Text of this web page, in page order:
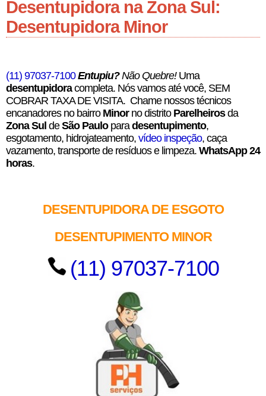
Desentupidora na Zona Sul:
Desentupidora Minor
(11) 97037-7100Entupiu?Não Quebre! Uma
desentupidoracompleta. Nós vamos até você, SEM
COBRAR TAXA DE VISITA. Chame nossos técnicos
encanadores no bairro Minor no distrito Parelheirosda
Zona Sul deSão Pauloparadesentupimento,
esgotamento, hidrojateamento, vídeo inspeção, caça
vazamento, transporte de resíduos e limpeza. WhatsApp 24
horas.
DESENTUPIDORA DE ESGOTO
DESENTUPIMENTO MINOR
(11) 97037-7100